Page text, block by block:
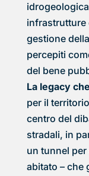
infrastrutture
gestione
percepiti
del bene
La legacy
per il
centro del
stradali, in
un tunnel
abitato – che